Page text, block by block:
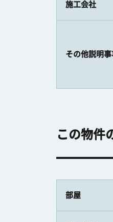
施工会社
その他説明事
この物件
部屋